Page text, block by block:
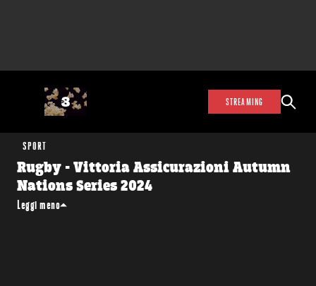
STREAMING
SPORT
Rugby - Vittoria Assicurazioni Autumn
Nations Series 2024
Leggi meno